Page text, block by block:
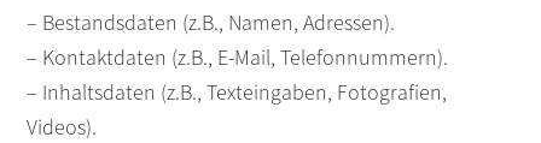
– Bestandsdaten (z.B., Namen, Adressen).
– Kontaktdaten (z.B., E-Mail, Telefonnummern).
– Inhaltsdaten (z.B., Texteingaben, Fotografien,
Videos).